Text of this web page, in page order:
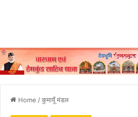
Home /कुमायूँ मंडल